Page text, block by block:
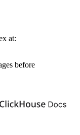
at:
before